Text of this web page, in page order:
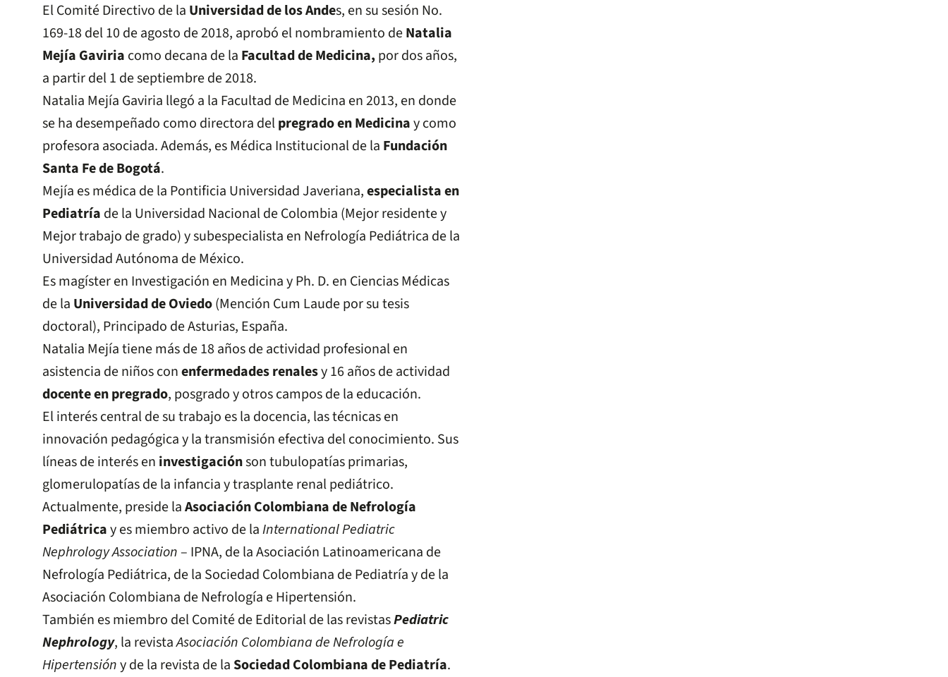
El Comité Directivo de la Universidad de los Andes, en su sesión No.
169-18 del 10 de agosto de 2018, aprobó el nombramiento deNatalia
Mejía Gaviria como decana de la Facultad de Medicina, por dos años,
a partir del 1 de septiembre de 2018.
Natalia Mejía Gaviria llegó a la Facultad de Medicina en 2013, en donde
se ha desempeñado como directora delpregrado en Medicinay como
profesora asociada. Además, es Médica Institucional de la Fundación
Santa Fe de Bogotá.
Mejía es médica de la Pontificia Universidad Javeriana,especialista en
Pediatría de la Universidad Nacional de Colombia (Mejor residente y
Mejor trabajo de grado) y subespecialista en Nefrología Pediátrica de la
Universidad Autónoma de México.
Es magíster en Investigación en Medicina y Ph. D. en Ciencias Médicas
de la Universidad de Oviedo(Mención Cum Laude por su tesis
doctoral), Principado de Asturias, España.
Natalia Mejía tiene más de 18 años de actividad profesional en
asistencia de niños conenfermedades renalesy 16 años de actividad
docente en pregrado, posgrado y otros campos de la educación.
El interés central de su trabajo es la docencia, las técnicas en
innovación pedagógica y la transmisión efectiva del conocimiento. Sus
líneas de interés en investigaciónson tubulopatías primarias,
glomerulopatías de la infancia y trasplante renal pediátrico.
Actualmente, preside laAsociación Colombiana de Nefrología
Pediátricay es miembro activo de laInternational Pediatric
Nephrology Association– IPNA, de la Asociación Latinoamericana de
Nefrología Pediátrica, de la Sociedad Colombiana de Pediatría y de la
Asociación Colombiana de Nefrología e Hipertensión.
También es miembro del Comité de Editorial de las revistasPediatric
Nephrology, la revistaAsociación Colombiana de Nefrología e
Hipertensióny de la revista de la Sociedad Colombiana de Pediatría.